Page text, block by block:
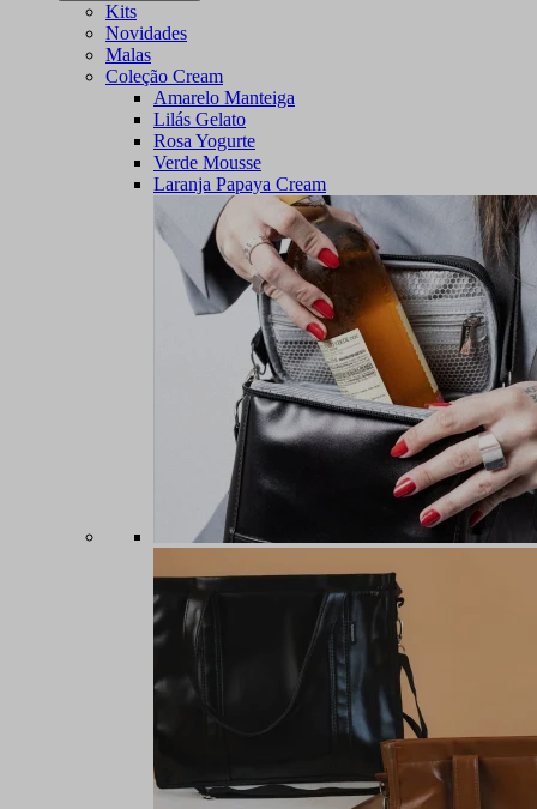
Kits
Novidades
Malas
Coleção Cream
Amarelo Manteiga
Lilás Gelato
Rosa Yogurte
Verde Mousse
Laranja Papaya Cream